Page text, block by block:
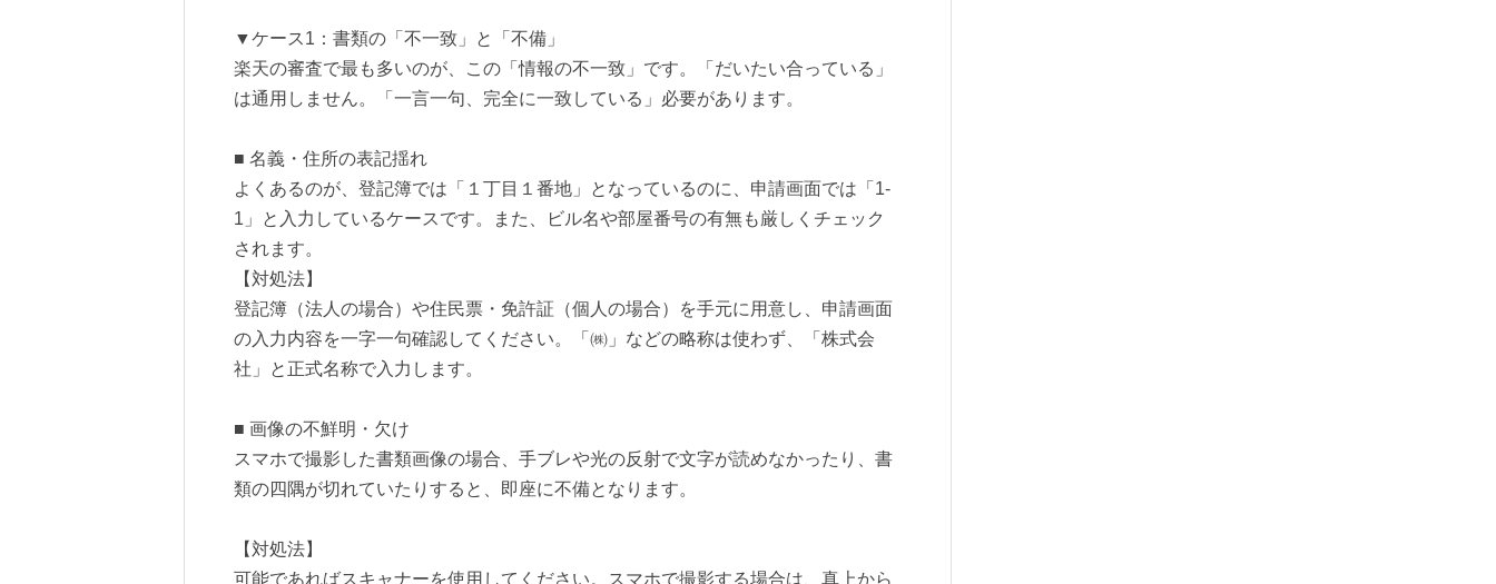
▼ケース1：書類の「不一致」と「不備」
楽天の審査で最も多いのが、この「情報の不一致」です。「だいたい合っている」
は通用しません。「一言一句、完全に一致している」必要があります。
■ 名義・住所の表記揺れ
よくあるのが、登記簿では「１丁目１番地」となっているのに、申請画面では「1-
1」と入力しているケースです。また、ビル名や部屋番号の有無も厳しくチェック
されます。
【対処法】
登記簿（法人の場合）や住民票・免許証（個人の場合）を手元に用意し、申請画面
の入力内容を一字一句確認してください。「㈱」などの略称は使わず、「株式会
社」と正式名称で入力します。
■ 画像の不鮮明・欠け
スマホで撮影した書類画像の場合、手ブレや光の反射で文字が読めなかったり、書
類の四隅が切れていたりすると、即座に不備となります。
【対処法】
可能であればスキャナーを使用してください。スマホで撮影する場合は、真上から